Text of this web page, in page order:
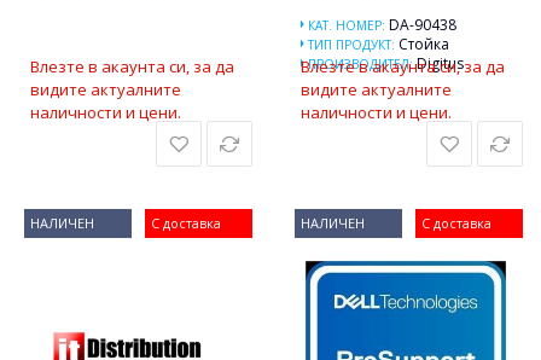
Влезте в акаунта си, за да
видите актуалните
наличности и цени.
КАТ. НОМЕР: DA-90438
ТИП ПРОДУКТ: Стойка
ПРОИЗВОДИТЕЛ:Digitus
Влезте в акаунта си, за да
видите актуалните
наличности и цени.
С доставка
НАЛИЧЕН С доставка
НАЛИЧЕН